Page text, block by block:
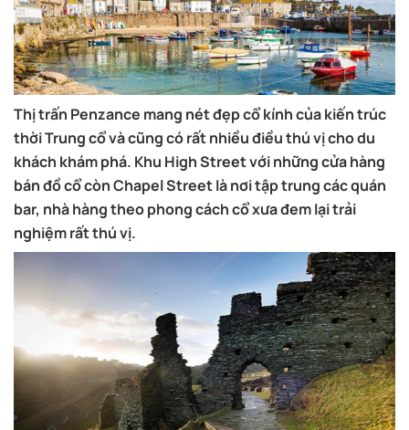
Thị trấn Penzance mang nét đẹp cổ kính của kiến trúc
thời Trung cổ và cũng có rất nhiều điều thú vị cho du
khách khám phá. Khu High Street với những cửa hàng
bán đồ cổ còn Chapel Street là nơi tập trung các quán
bar, nhà hàng theo phong cách cổ xưa đem lại trải
nghiệm rất thú vị.